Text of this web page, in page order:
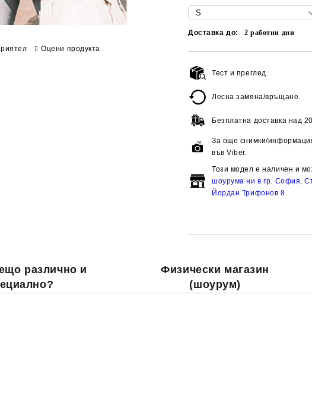
Доставка до: 2работни дни
Тест и преглед.
Лесна замяна/връщане.
Безплатна доставка над
За още снимки/
във Viber.
Този модел е наличен и
шоурума ни в гр. София,
Йордан Трифонов 8
Оцени продукта
различно и
Физически магазин
(шоурум)